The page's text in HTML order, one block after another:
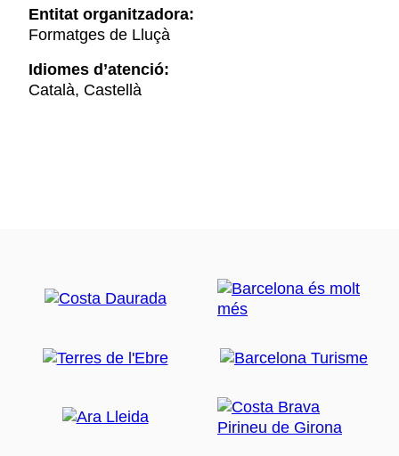
Entitat organitzadora:
Formatges de Lluçà
Idiomes d’atenció:
Català, Castellà